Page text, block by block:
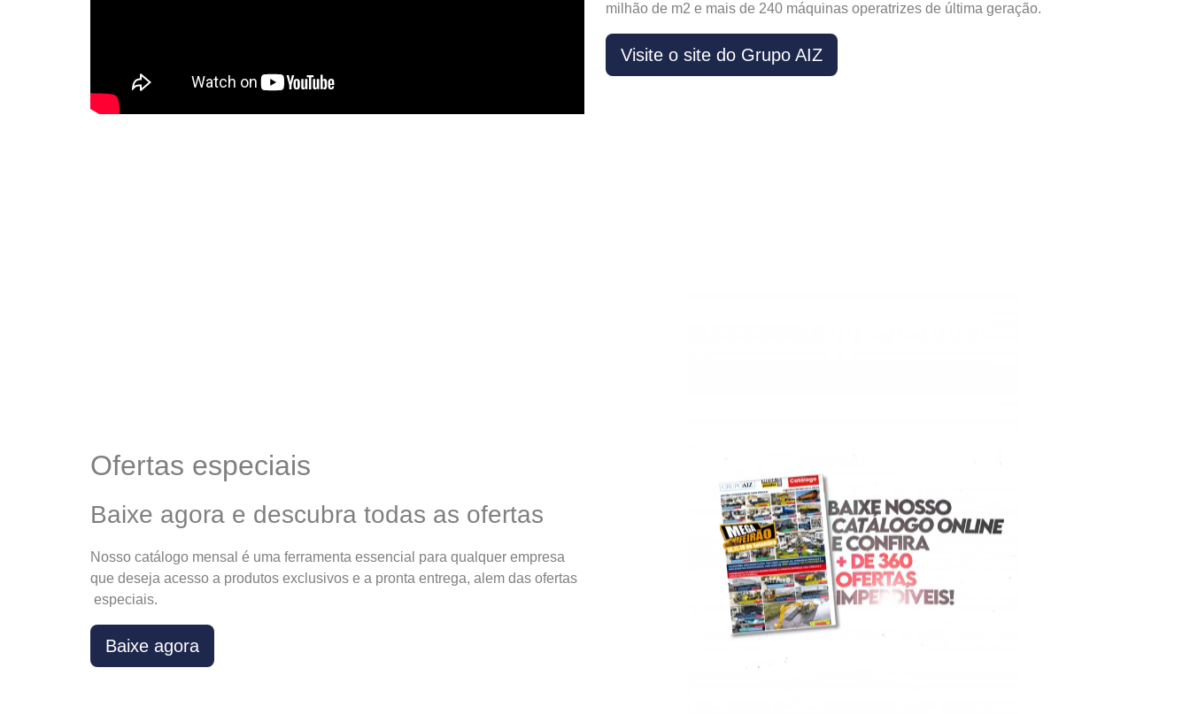
milhão de m2 e mais de 240 máquinas operatrizes de última geração.
Visite o site do Grupo AIZ
Ofertas especiais
Baixe agora e descubra todas as ofertas
Nosso catálogo mensal é uma ferramenta essencial para qualquer empresa
que deseja acesso a produtos exclusivos e a pronta entrega, alem das ofertas
especiais.
Baixe agora